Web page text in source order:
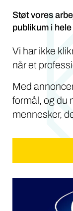
Støt vores
publikum i
Vi har ikke
når et
Med
formål, og du
mennesker,